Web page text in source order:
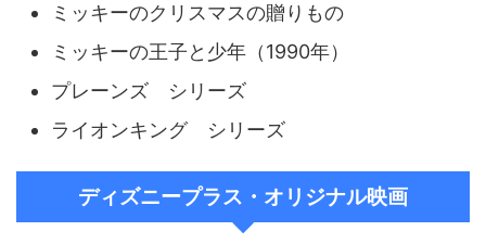
ミッキーのクリスマスの贈りもの
ミッキーの王子と少年（1990年）
プレーンズ シリーズ
ライオンキング シリーズ
ディズニープラス・オリジナル映画